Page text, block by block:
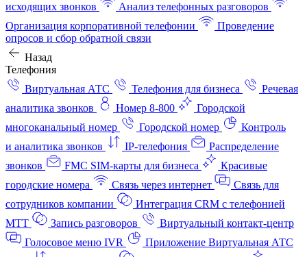
исходящих звонков
Анализ телефонных разговоров
Организация корпоративной телефонии
Проведение
опросов и сбор обратной связи
Назад
Телефония
Виртуальная АТС
Телефония для бизнеса
Речевая
аналитика звонков
Номер 8-800
Городской
многоканальный номер
Городской номер
Контроль
и аналитика звонков
IP-телефония
Распределение
звонков
FMC SIM-карты для бизнеса
Красивые
городские номера
Связь через интернет
Связь для
сотрудников компании
Интеграция CRM с телефонией
МТТ
Запись разговоров
Виртуальный контакт‑центр
Голосовое меню IVR
Приложение Виртуальная АТС